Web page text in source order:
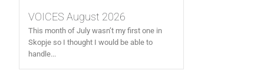
VOICES August 2026
This month of July wasn’t my first one in
Skopje so I thought I would be able to
handle...